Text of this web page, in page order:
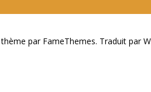
thème par FameThemes. Traduit par